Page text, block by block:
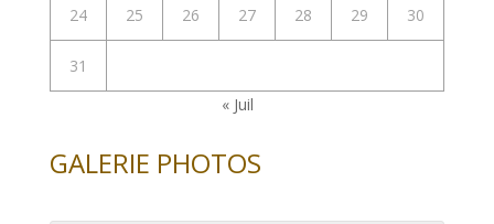
24 25 26 27 28 29 30
31
« Juil
GALERIE PHOTOS